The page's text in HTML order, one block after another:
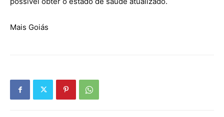
Mais Goiás